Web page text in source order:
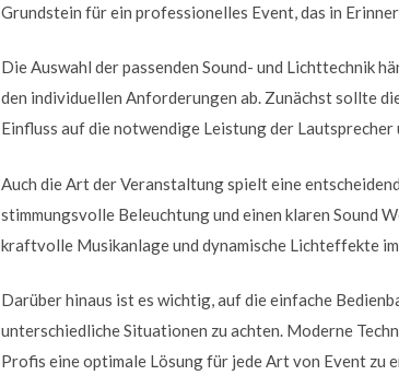
Grundstein für ein professionelles Event, das in
Die Auswahl der passenden Sound- und Lichttechnik
den individuellen Anforderungen ab. Zunächst sollte
Einfluss auf die notwendige Leistung der
Auch die Art der Veranstaltung spielt eine
stimmungsvolle Beleuchtung und einen klaren Sound
kraftvolle Musikanlage und dynamische Lichteffekte
Darüber hinaus ist es wichtig, auf die einfache
unterschiedliche Situationen zu achten. Moderne
Profis eine optimale Lösung für jede Art von Event zu